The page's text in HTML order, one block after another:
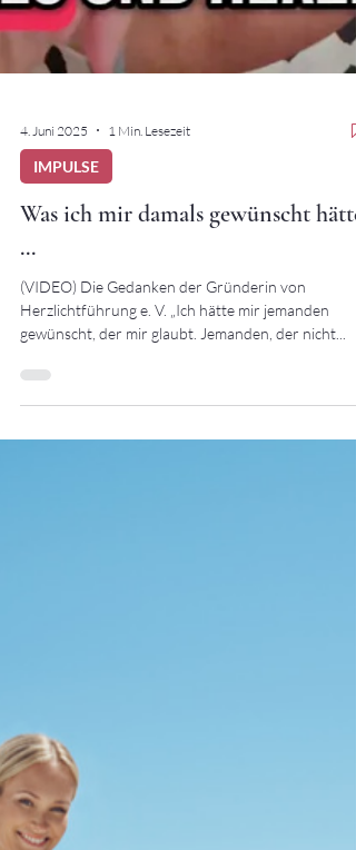
4. Juni 2025 1 Min. Lesezeit
IMPULSE
Was ich mir damals gewünscht hätte
...
(VIDEO) Die Gedanken der Gründerin von